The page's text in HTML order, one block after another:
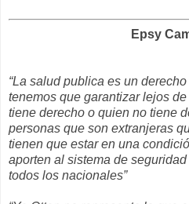
Epsy
“La salud publica es un
tenemos que garantizar lejos
tiene derecho o quien no tiene
personas que son extranjeras
tienen que estar en una
aporten al sistema de
todos los nacionales”